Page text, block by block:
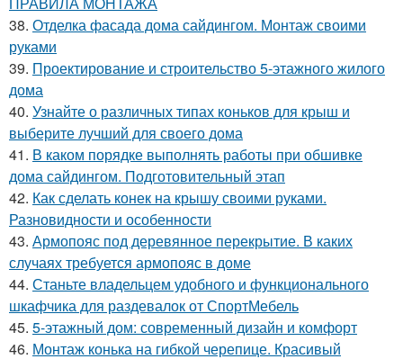
38. Отделка фасада дома сайдингом. Монтаж своими
руками
39. Проектирование и строительство 5-этажного жилого
дома
40. Узнайте о различных типах коньков для крыш и
выберите лучший для своего дома
41. В каком порядке выполнять работы при обшивке
дома сайдингом. Подготовительный этап
42. Как сделать конек на крышу своими руками.
Разновидности и особенности
43. Армопояс под деревянное перекрытие. В каких
случаях требуется армопояс в доме
44. Станьте владельцем удобного и функционального
шкафчика для раздевалок от СпортМебель
45. 5-этажный дом: современный дизайн и комфорт
46. Монтаж конька на гибкой черепице. Красивый